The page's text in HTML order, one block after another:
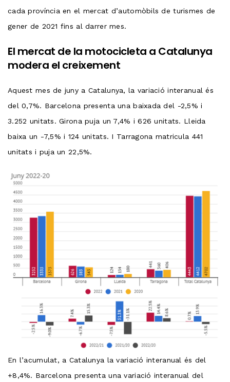
cada província en el mercat d’automòbils de turismes de
gener de 2021 fins al darrer mes.
El mercat de la motocicleta a Catalunya
modera el creixement
Aquest mes de juny a Catalunya, la variació interanual és
del 0,7%. Barcelona presenta una baixada del -2,5% i
3.252 unitats. Girona puja un 7,4% i 626 unitats. Lleida
baixa un -7,5% i 124 unitats. I Tarragona matricula 441
unitats i puja un 22,5%.
En l’acumulat, a Catalunya la variació interanual és del
+8,4%. Barcelona presenta una variació interanual del